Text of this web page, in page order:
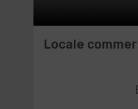
Locale